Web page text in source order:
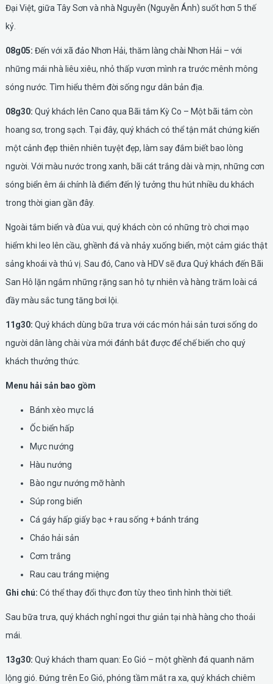
Đại Việt, giữa Tây Sơn và nhà Nguyễn (Nguyễn Ánh) suốt hơn 5 thế
kỷ.
08g05: Đến với xã đảo Nhơn Hải, thăm làng chài Nhơn Hải – với
những mái nhà liêu xiêu, nhỏ thấp vươn mình ra trước mênh mông
sóng nước. Tìm hiểu thêm đời sống ngư dân bản địa.
08g30: Quý khách lên Cano qua Bãi tắm Kỳ Co – Một bãi tắm còn
hoang sơ, trong sạch. Tại đây, quý khách có thể tận mắt chứng kiến
một cảnh đẹp thiên nhiên tuyệt đẹp, làm say đắm biết bao lòng
người. Với màu nước trong xanh, bãi cát trắng dài và mịn, những cơn
sóng biển êm ái chính là điểm đến lý tưởng thu hút nhiều du khách
trong thời gian gần đây.
Ngoài tắm biển và đùa vui, quý khách còn có những trò chơi mạo
hiểm khi leo lên cầu, ghềnh đá và nhảy xuống biển, một cảm giác thật
sảng khoái và thú vị. Sau đó, Cano và HDV sẽ đưa Quý khách đến Bãi
San Hô lặn ngắm những rặng san hô tự nhiên và hàng trăm loài cá
đầy màu sắc tung tăng bơi lội.
11g30: Quý khách dùng bữa trưa với các món hải sản tươi sống do
người dân làng chài vừa mới đánh bắt được để chế biến cho quý
khách thưởng thức.
Menu hải sản bao gồm
Bánh xèo mực lá
Ốc biển hấp
Mực nướng
Hàu nướng
Bào ngư nướng mỡ hành
Súp rong biển
Cá gáy hấp giấy bạc + rau sống + bánh tráng
Cháo hải sản
Cơm trắng
Rau cau tráng miệng
Ghi chú: Có thể thay đổi thực đơn tùy theo tình hình thời tiết.
Sau bữa trưa, quý khách nghỉ ngơi thư giản tại nhà hàng cho thoải
mái.
13g30: Quý khách tham quan: Eo Gió – một ghềnh đá quanh năm
lộng gió. Đứng trên Eo Gió, phóng tầm mắt ra xa, quý khách chiêm